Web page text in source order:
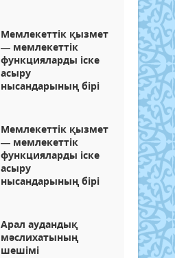
Мемлекеттік қызмет
— мемлекеттік
функцияларды іске
асыру
нысандарының бірі
Мемлекеттік қызмет
— мемлекеттік
функцияларды іске
асыру
нысандарының бірі
Арал аудандық
мәслихатының
шешімі